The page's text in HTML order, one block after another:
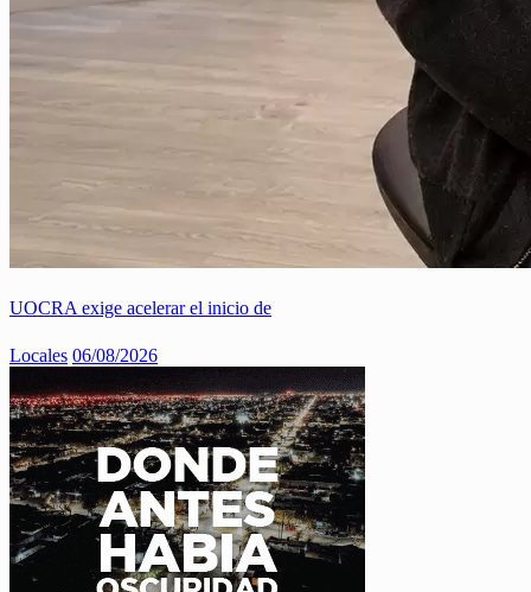
UOCRA exige acelerar el inicio de
Locales 06/08/2026